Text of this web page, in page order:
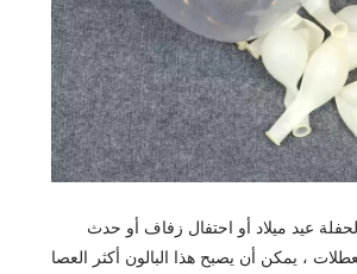
عيد ميلاد أو احتفال زفاف أو حدث
، يمكن أن يصبح هذا البالون أكثر العصا